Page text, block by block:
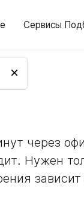
Сервисы
×
через
Нужен
зависит